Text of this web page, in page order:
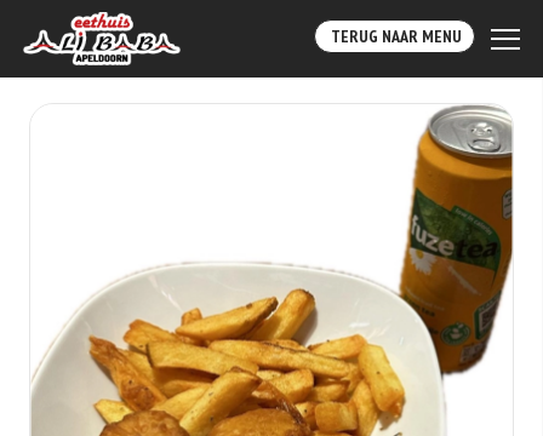
TERUG NAAR MENU